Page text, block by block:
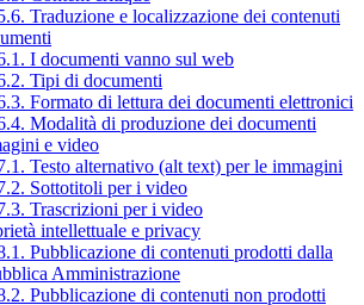
Traduzione e localizzazione dei contenuti
I documenti vanno sul web
Tipi di documenti
Formato di lettura dei documenti elettronici
Modalità di produzione dei documenti
e video
Testo alternativo (alt text) per le immagini
Sottotitoli per i video
Trascrizioni per i video
intellettuale e privacy
Pubblicazione di contenuti prodotti dalla
Amministrazione
Pubblicazione di contenuti non prodotti